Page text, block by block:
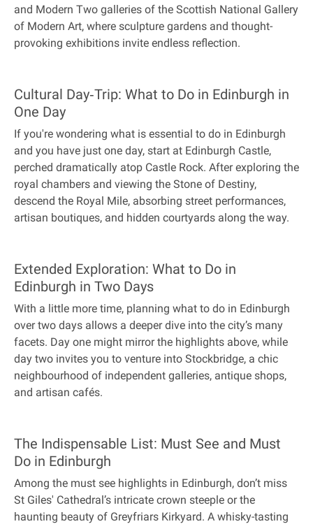
and Modern Two galleries of the Scottish National Gallery
of Modern Art, where sculpture gardens and thought-
provoking exhibitions invite endless reflection.
Cultural Day‐Trip: What to Do in Edinburgh in
One Day
If you're wondering what is essential to do in Edinburgh
and you have just one day, start at Edinburgh Castle,
perched dramatically atop Castle Rock. After exploring the
royal chambers and viewing the Stone of Destiny,
descend the Royal Mile, absorbing street performances,
artisan boutiques, and hidden courtyards along the way.
Extended Exploration: What to Do in
Edinburgh in Two Days
With a little more time, planning what to do in Edinburgh
over two days allows a deeper dive into the city’s many
facets. Day one might mirror the highlights above, while
day two invites you to venture into Stockbridge, a chic
neighbourhood of independent galleries, antique shops,
and artisan cafés.
The Indispensable List: Must See and Must
Do in Edinburgh
Among the must see highlights in Edinburgh, don’t miss
St Giles' Cathedral’s intricate crown steeple or the
haunting beauty of Greyfriars Kirkyard. A whisky-tasting